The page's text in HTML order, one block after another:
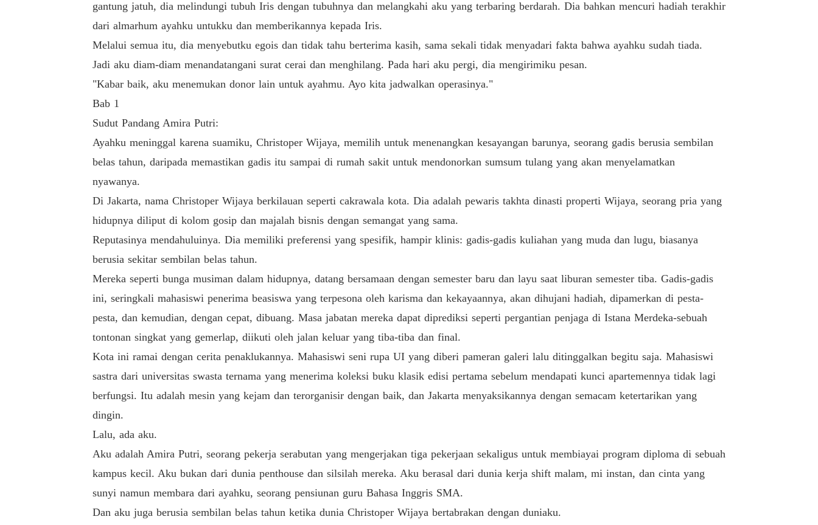
gantung jatuh, dia melindungi tubuh Iris dengan tubuhnya dan melangkahi aku yang terbaring berdarah. Dia bahkan mencuri hadiah terakhir
dari almarhum ayahku untukku dan memberikannya kepada Iris.
Melalui semua itu, dia menyebutku egois dan tidak tahu berterima kasih, sama sekali tidak menyadari fakta bahwa ayahku sudah tiada.
Jadi aku diam-diam menandatangani surat cerai dan menghilang. Pada hari aku pergi, dia mengirimiku pesan.
"Kabar baik, aku menemukan donor lain untuk ayahmu. Ayo kita jadwalkan operasinya."
Bab 1
Sudut Pandang Amira Putri:
Ayahku meninggal karena suamiku, Christoper Wijaya, memilih untuk menenangkan kesayangan barunya, seorang gadis berusia sembilan
belas tahun, daripada memastikan gadis itu sampai di rumah sakit untuk mendonorkan sumsum tulang yang akan menyelamatkan
nyawanya.
Di Jakarta, nama Christoper Wijaya berkilauan seperti cakrawala kota. Dia adalah pewaris takhta dinasti properti Wijaya, seorang pria yang
hidupnya diliput di kolom gosip dan majalah bisnis dengan semangat yang sama.
Reputasinya mendahuluinya. Dia memiliki preferensi yang spesifik, hampir klinis: gadis-gadis kuliahan yang muda dan lugu, biasanya
berusia sekitar sembilan belas tahun.
Mereka seperti bunga musiman dalam hidupnya, datang bersamaan dengan semester baru dan layu saat liburan semester tiba. Gadis-gadis
ini, seringkali mahasiswi penerima beasiswa yang terpesona oleh karisma dan kekayaannya, akan dihujani hadiah, dipamerkan di pesta-
pesta, dan kemudian, dengan cepat, dibuang. Masa jabatan mereka dapat diprediksi seperti pergantian penjaga di Istana Merdeka-sebuah
tontonan singkat yang gemerlap, diikuti oleh jalan keluar yang tiba-tiba dan final.
Kota ini ramai dengan cerita penaklukannya. Mahasiswi seni rupa UI yang diberi pameran galeri lalu ditinggalkan begitu saja. Mahasiswi
sastra dari universitas swasta ternama yang menerima koleksi buku klasik edisi pertama sebelum mendapati kunci apartemennya tidak lagi
berfungsi. Itu adalah mesin yang kejam dan terorganisir dengan baik, dan Jakarta menyaksikannya dengan semacam ketertarikan yang
dingin.
Lalu, ada aku.
Aku adalah Amira Putri, seorang pekerja serabutan yang mengerjakan tiga pekerjaan sekaligus untuk membiayai program diploma di sebuah
kampus kecil. Aku bukan dari dunia penthouse dan silsilah mereka. Aku berasal dari dunia kerja shift malam, mi instan, dan cinta yang
sunyi namun membara dari ayahku, seorang pensiunan guru Bahasa Inggris SMA.
Dan aku juga berusia sembilan belas tahun ketika dunia Christoper Wijaya bertabrakan dengan duniaku.
Harga Simpanan Sembilan Belas Tahunnya
Harga Simpanan Sembilan Belas Tahunnya
Bab 16